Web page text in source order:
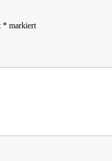
* markiert